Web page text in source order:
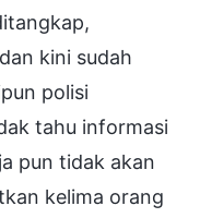
kini sudah
polisi
tahu informasi
pun tidak akan
kelima orang